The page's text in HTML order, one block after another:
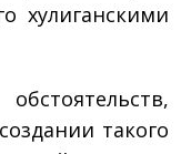
хулиганскими
такого